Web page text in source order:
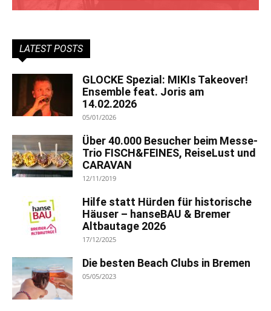
LATEST POSTS
GLOCKE Spezial: MIKIs Takeover!
Ensemble feat. Joris am
14.02.2026
05/01/2026
Über 40.000 Besucher beim Messe-
Trio FISCH&FEINES, ReiseLust und
CARAVAN
12/11/2019
Hilfe statt Hürden für historische
Häuser – hanseBAU & Bremer
Altbautage 2026
17/12/2025
Die besten Beach Clubs in Bremen
05/05/2023